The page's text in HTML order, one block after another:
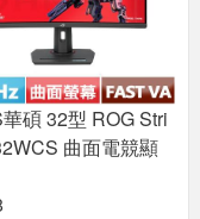
碩 32型 ROG Stri
曲面電競顯